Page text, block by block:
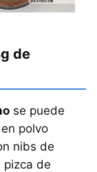
de
se puede
polvo
nibs de
pizca de